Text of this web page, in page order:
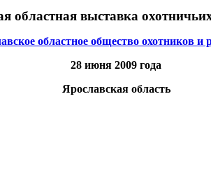
областная выставка
областное общество охотников и
28 июня 2009 года
Ярославская область